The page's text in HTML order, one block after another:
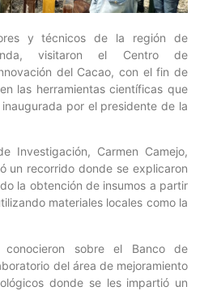
y técnicos de la región de
visitaron el Centro de
del Cacao, con el fin de
las herramientas científicas que
por el presidente de la
Investigación, Carmen Camejo,
un recorrido donde se explicaron
la obtención de insumos a partir
materiales locales como la
conocieron sobre el Banco de
del área de mejoramiento
donde se les impartió un